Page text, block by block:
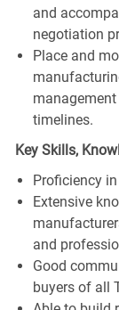
and
negotiation
Place and
timelines.
Key Skills,
Proficiency
Extensive
and
Good
buyers of all